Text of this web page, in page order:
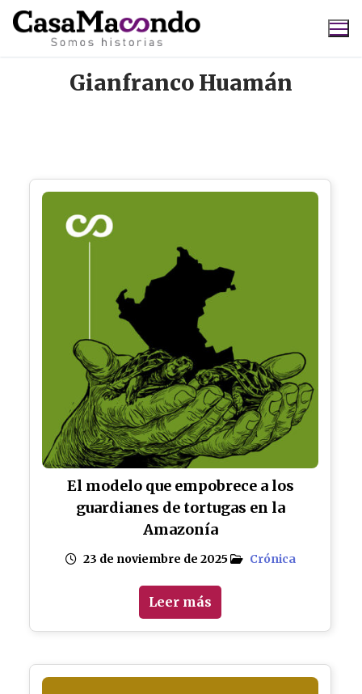
contenido
Gianfranco Huamán
El modelo que empobrece a los
guardianes de tortugas en la
Amazonía
23 de noviembre de 2025 Crónica
Leer más